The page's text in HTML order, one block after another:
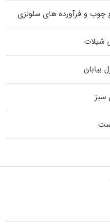
چوب و فرآورده‌ های سلولزی
شیلات
بیابان
سبز